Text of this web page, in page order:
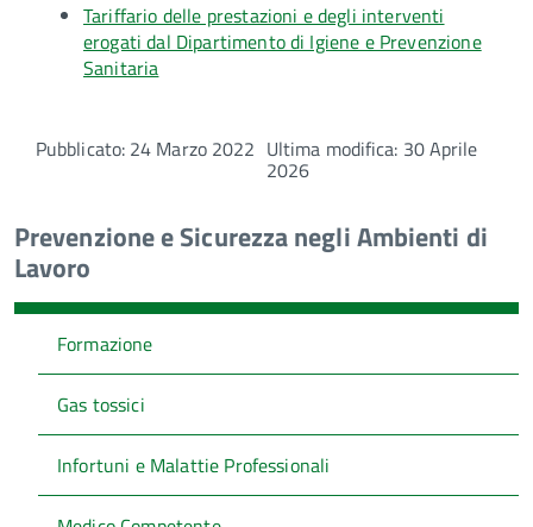
Tariffario delle prestazioni e degli interventi
erogati dal Dipartimento di Igiene e Prevenzione
Sanitaria
Pubblicato: 24 Marzo 2022 Ultima modifica: 30 Aprile
2026
Prevenzione e Sicurezza negli Ambienti di
Lavoro
Formazione
Gas tossici
Infortuni e Malattie Professionali